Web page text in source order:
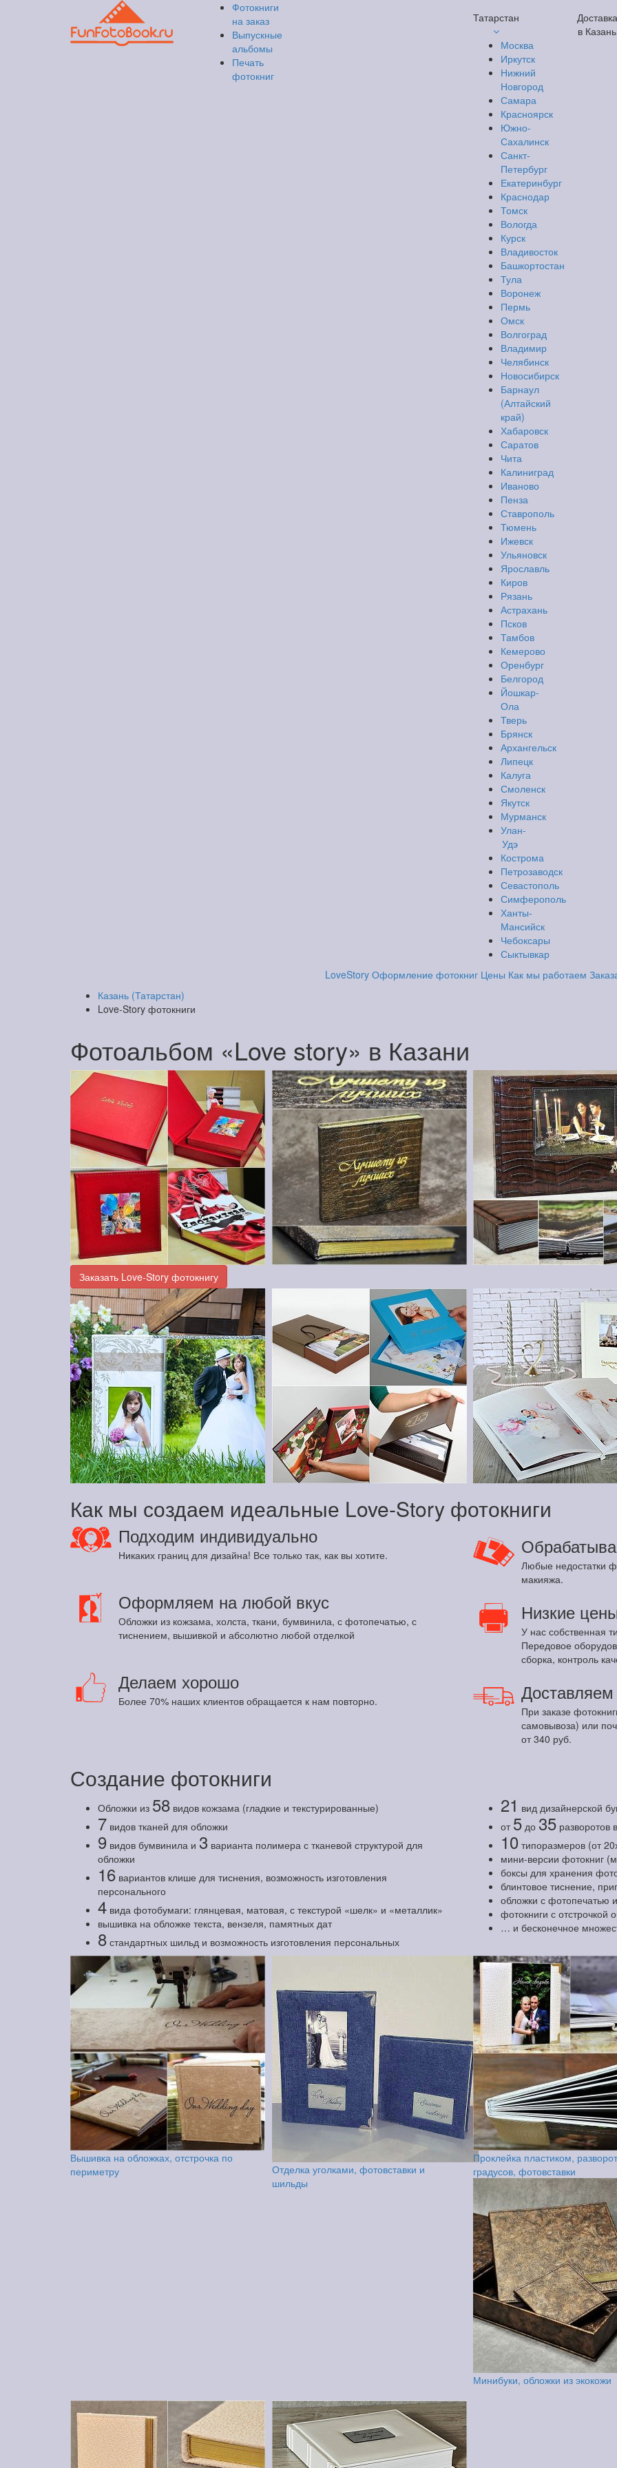
Фотокниги
на заказ
Выпускные
альбомы
Печать
фотокниг
Татарстан
Москва
Иркутск
Нижний
Новгород
Самара
Красноярск
Южно-
Сахалинск
Санкт-
Петербург
Екатеринбург
Краснодар
Томск
Вологда
Курск
Владивосток
Башкортостан
Тула
Воронеж
Пермь
Омск
Волгоград
Владимир
Челябинск
Новосибирск
Барнаул
(Алтайский
край)
Хабаровск
Саратов
Чита
Калиниград
Иваново
Пенза
Ставрополь
Тюмень
Ижевск
Ульяновск
Ярославль
Киров
Рязань
Астрахань
Псков
Тамбов
Кемерово
Оренбург
Белгород
Йошкар-
Ола
Тверь
Брянск
Архангельск
Липецк
Калуга
Смоленск
Якутск
Мурманск
Улан-
Удэ
Кострома
Петрозаводск
Севастополь
Симферополь
Ханты-
Мансийск
Чебоксары
Сыктывкар
Доставка
в Казань
LoveStory Оформление фотокниг Цены Как мы работаем
Казань (Татарстан)
Love-Story фотокниги
Фотоальбом «Love story» в Казани
Заказать Love-Story фотокнигу
Как мы создаем идеальные Love-Story фотокниги
Подходим индивидуально
Никаких границ для дизайна! Все только так, как вы хотите.
Любые недостатки
макияжа.
Оформляем на любой вкус
Обложки из кожзама, холста, ткани, бумвинила, с фотопечатью, с
тиснением, вышивкой и абсолютно любой отделкой
Низкие
У нас собственная
Передовое
сборка, контроль
Делаем хорошо
Более 70% наших клиентов обращается к нам повторно.
При заказе
самовывоза) или
от 340 руб.
Создание фотокниги
Обложки из 58 видов кожзама (гладкие и текстурированные)
7 видов тканей для обложки
9 видов бумвинила и 3 варианта полимера с тканевой структурой для
обложки
16 вариантов клише для тиснения, возможность изготовления
персонального
4 вида фотобумаги: глянцевая, матовая, с текстурой «шелк» и «металлик»
вышивка на обложке текста, вензеля, памятных дат
8 стандартных шильд и возможность изготовления персональных
21 вид дизайнерской
от 5 до 35 разворотов
10 типоразмеров (от
мини-версии фотокниг
боксы для хранения
блинтовое тиснение,
обложки с фотопечатью
фотокниги с отстрочкой
… и бесконечное
Вышивка на обложках, отстрочка по
периметру
Отделка уголками, фотовставки и
шильды
Проклейка пластиком,
градусов, фотовставки
Минибуки, обложки из экокожи